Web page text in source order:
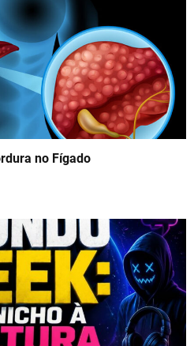
no Fígado